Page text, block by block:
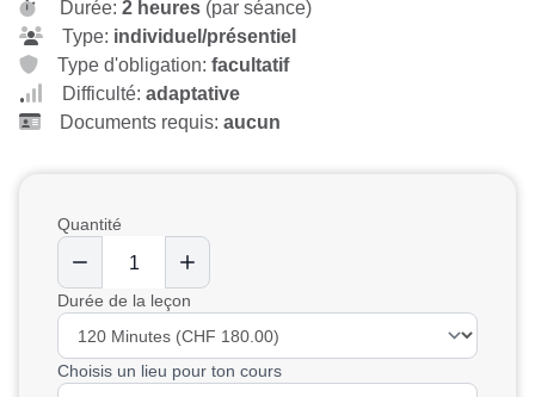
Durée: 2 heures (par séance)
Type: individuel/présentiel
Type d'obligation: facultatif
Difficulté: adaptative
Documents requis: aucun
Quantité
Durée de la leçon
Choisis un lieu pour ton cours